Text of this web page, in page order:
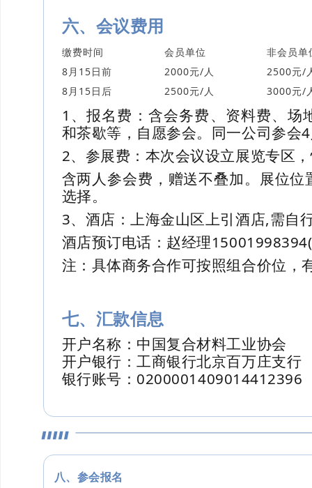
六、会议费用
缴费时间 会员单位
非会员单
8月15日前
2000元/人
2500元/
8月15日后
2500元/人 3000元/
1、报名费：含会务费、资料费、场
和茶歇等，自愿参会。同一公司参会
2、参展费：本次会议设立展览专区
含两人参会费，赠送不叠加。展位
选择。
3、酒店：上海金山区上引酒店,需自
酒店预订电话：赵经理
注：具体商务合作可按照组合价位，
七、汇款信息
开户名称：中国复合材料工业协会
开户银行：工商银行北京百万庄支行
银行账号：0200001409014412396
八、参会报名